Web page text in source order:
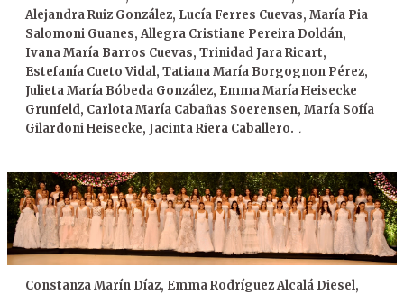
Alejandra Ruiz González, Lucía Ferres Cuevas, María Pia
Salomoni Guanes, Allegra Cristiane Pereira Doldán,
Ivana María Barros Cuevas, Trinidad Jara Ricart,
Estefanía Cueto Vidal, Tatiana María Borgognon Pérez,
Julieta María Bóbeda González, Emma María Heisecke
Grunfeld, Carlota María Cabañas Soerensen, María Sofía
Gilardoni Heisecke, Jacinta Riera Caballero. .
Constanza Marín Díaz, Emma Rodríguez Alcalá Diesel,